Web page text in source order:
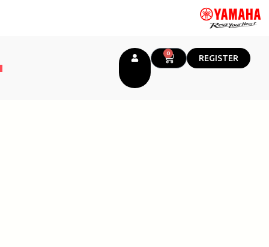
0
CART REGISTER